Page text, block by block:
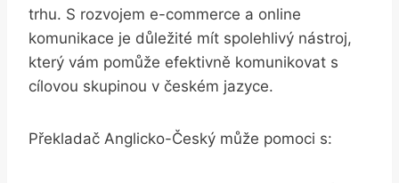
trhu. S rozvojem e-commerce a online
komunikace je důležité mít spolehlivý nástroj,
který vám pomůže efektivně komunikovat s
cílovou skupinou v českém jazyce.
Překladač Anglicko-Český může pomoci s: